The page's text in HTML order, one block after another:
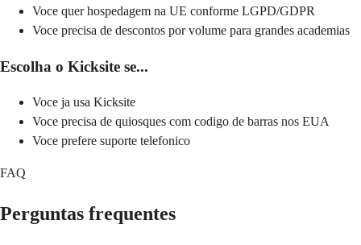
Voce quer hospedagem na UE conforme LGPD/GDPR
Voce precisa de descontos por volume para grandes academias
Escolha o Kicksite se...
Voce ja usa Kicksite
Voce precisa de quiosques com codigo de barras nos EUA
Voce prefere suporte telefonico
FAQ
Perguntas frequentes